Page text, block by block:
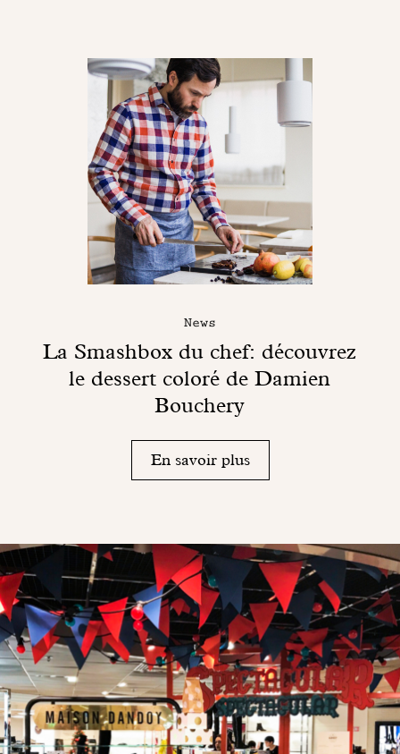
News
La Smashbox du chef: découvrez
le dessert coloré de Damien
Bouchery
En savoir plus